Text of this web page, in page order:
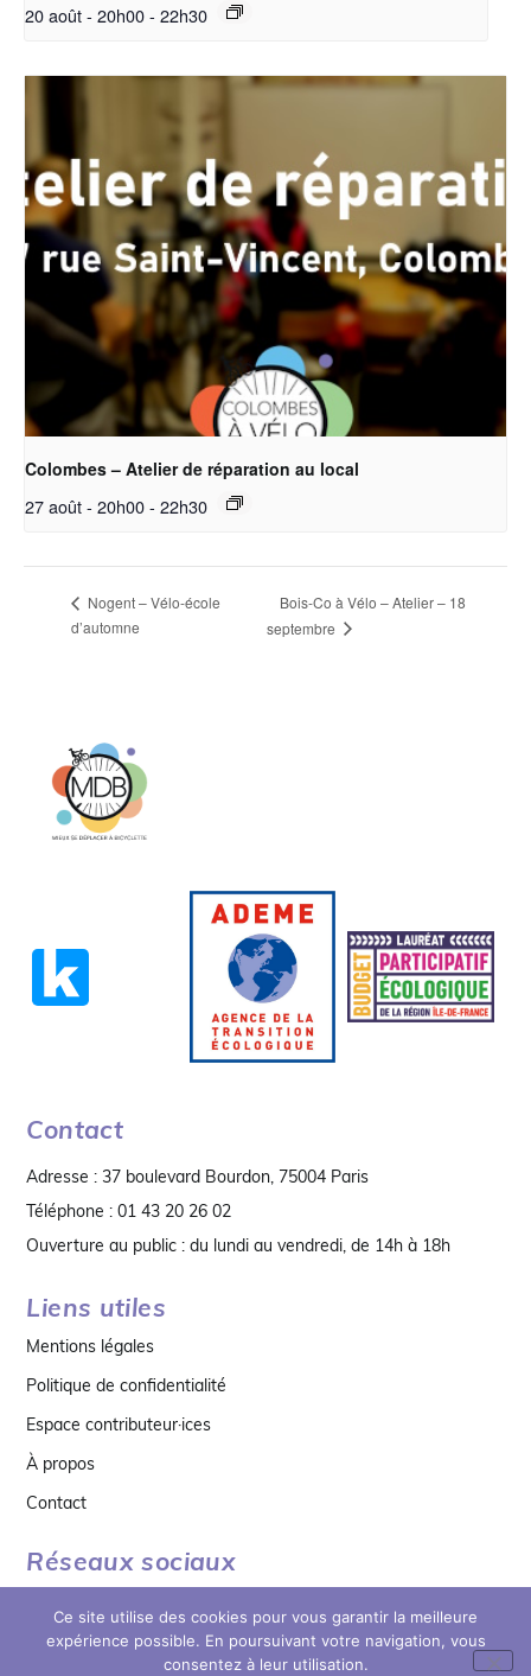
20 août - 20h00- 22h30
Colombes – Atelier de réparation au local
27 août - 20h00- 22h30
Nogent – Vélo-école
d’automne
Bois-Co à Vélo – Atelier – 18
septembre
Contact
Adresse : 37 boulevard Bourdon, 75004 Paris
Téléphone : 01 43 20 26 02
Ouverture au public : du lundi au vendredi, de 14h à 18h
Liens utiles
Mentions légales
Politique de confidentialité
Espace contributeur·ices
À propos
Contact
Réseaux sociaux
Ce site utilise des cookies pour vous garantir la meilleure
expérience possible. En poursuivant votre navigation, vous
consentez à leur utilisation.